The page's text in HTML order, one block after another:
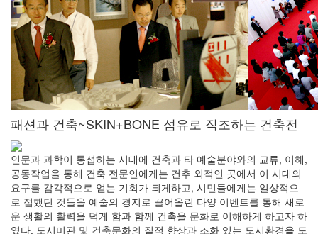
패션과 건축~SKIN+BONE 섬유로 직조하는 건축전
인문과 과학이 통섭하는 시대에 건축과 타 예술분야와의 교류, 이해,
공동작업을 통해 건축 전문인에게는 건추 외적인 곳에서 이 시대의
요구를 감각적으로 얻는 기회가 되게하고, 시민들에게는 일상적으
로 접했던 것들을 예술의 경지로 끌어올린 다양 이벤트를 통해 새로
운 생활의 활력을 덕게 함과 함께 건축을 문화로 이해하게 하고자 하
였다. 도시미관 및 건축문화의 질적 향상과 조화 있는 도시환경을 도